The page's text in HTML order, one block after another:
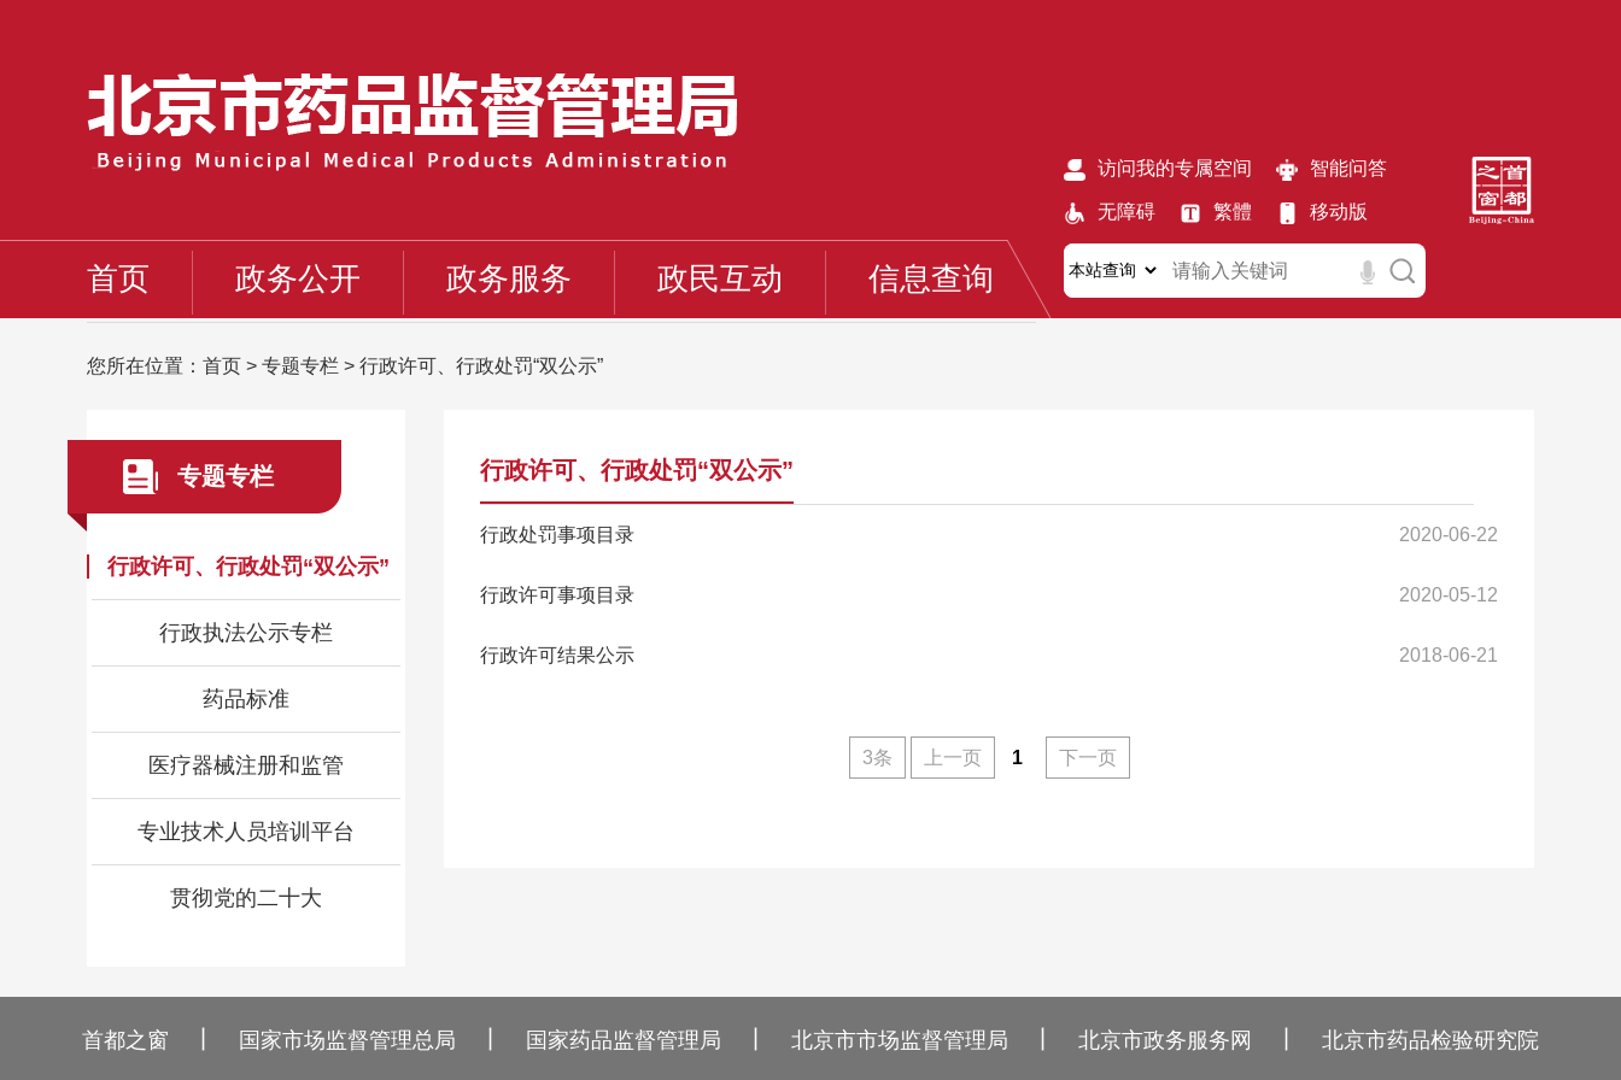
首页 政务公开 政务服务 政民互动 信息查询
访问我的专属空间 智能问答
无障碍 繁體 移动版
您所在位置： 首页 > 专题专栏 > 行政许可、行政处罚“双公示”
专题专栏
行政许可、行政处罚“双公示”
行政执法公示专栏
药品标准
医疗器械注册和监管
专业技术人员培训平台
贯彻党的二十大
行政许可、行政处罚“双公示”
行政处罚事项目录 2020-06-22
行政许可事项目录 2020-05-12
行政许可结果公示 2018-06-21
3条 上一页 1 下一页
首都之窗 国家市场监督管理总局 国家药品监督管理局 北京市市场监督管理局 北京市政务服务网 北京市药品检验研究院